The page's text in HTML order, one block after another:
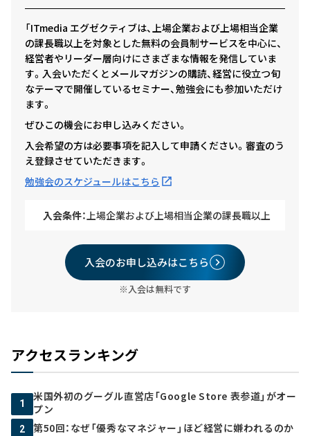
「ITmedia エグゼクティブは、上場企業および上場相当企業
の課長職以上を対象とした無料の会員制サービスを中心に、
経営者やリーダー層向けにさまざまな情報を発信していま
す。入会いただくとメールマガジンの購読、経営に役立つ旬
なテーマで開催しているセミナー、勉強会にも参加いただけ
ます。
ぜひこの機会にお申し込みください。
入会希望の方は必要事項を記入して申請ください。審査のう
え登録させていただきます。
勉強会のスケジュールはこちら
入会条件： 上場企業および上場相当企業の課長職以上
入会のお申し込みはこちら
※入会は無料です
アクセスランキング
1
米国外初のグーグル直営店「Google Store 表参道」がオー
プン
2 第50回：なぜ「優秀なマネジャー」ほど経営に嫌われるのか